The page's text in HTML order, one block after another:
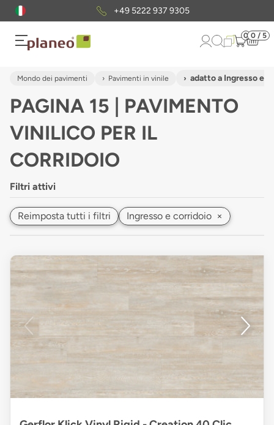
Pacchetto di campionigratuiti
0 0 / 5
Mondo dei pavimenti Pavimenti in vinile adatto a Ingresso e
PAGINA 15 | PAVIMENTO
VINILICO PER IL
CORRIDOIO
Filtri attivi
Reimposta tutti i filtri Ingresso e corridoio ×